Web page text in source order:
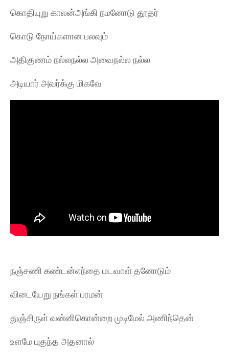
கொதியுறு காலன்அங்கி நமனோடு தூதர்
கொடு நோய்களான பலவும்
அதிகுணம் நல்லநல்ல அவைநல்ல நல்ல
அடியார் அவர்க்கு மிகவே
நஞ்சணி கண்டன்எந்தை மடவாள் தனோடும்
விடையேறு நங்கள் பரமன்
துஞ்சிருள் வன்னிகொன்றை முடிமேல் அணிந்தென்
உளமே புகுந்த அதனால்